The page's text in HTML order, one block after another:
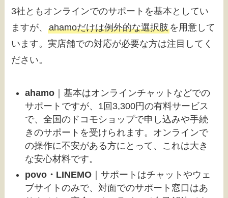
3社ともオンラインでのサポートを基本としてい
ますが、ahamoだけは例外的な選択肢を用意して
います。実店舗での対応が必要な方は注目してく
ださい。
ahamo ｜基本はオンラインチャットなどでの
サポートですが、1回3,300円の有料サービス
で、全国のドコモショップで申し込みや手続
きのサポートを受けられます。オンラインで
の操作に不安がある方にとって、これは大き
な安心材料です。
povo・LINEMO ｜サポートはチャットやウェ
ブサイトのみで、対面でのサポート窓口はあ